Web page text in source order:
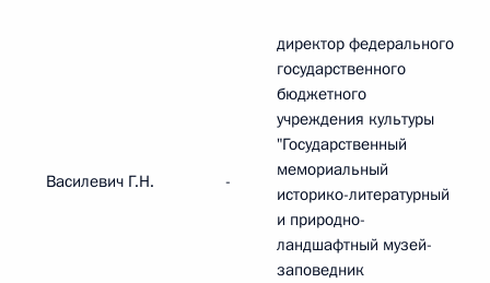
Василевич Г.Н. -
директор федерального
государственного
бюджетного
учреждения культуры
"Государственный
мемориальный
историко-литературный
и природно-
ландшафтный музей-
заповедник